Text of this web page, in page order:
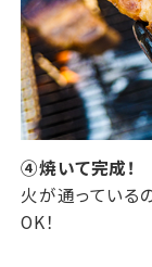
④焼いて完成！
火が通っている
OK！